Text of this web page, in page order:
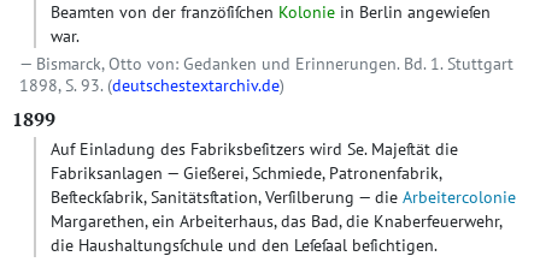
Beamten von der franzöſiſchen Kolonie in Berlin angewieſen
war.
Bismarck, Otto von: Gedanken und Erinnerungen. Bd. 1. Stuttgart
1898, S. 93. (deutschestextarchiv.de)
1899
Auf Einladung des Fabriksbeſitzers wird Se. Majeſtät die
Fabriksanlagen — Gießerei, Schmiede, Patronenfabrik,
Beſteckſabrik, Sanitätsſtation, Verſilberung — die Arbeitercolonie
Margarethen, ein Arbeiterhaus, das Bad, die Knaberfeuerwehr,
die Haushaltungsſchule und den Leſeſaal beſichtigen.